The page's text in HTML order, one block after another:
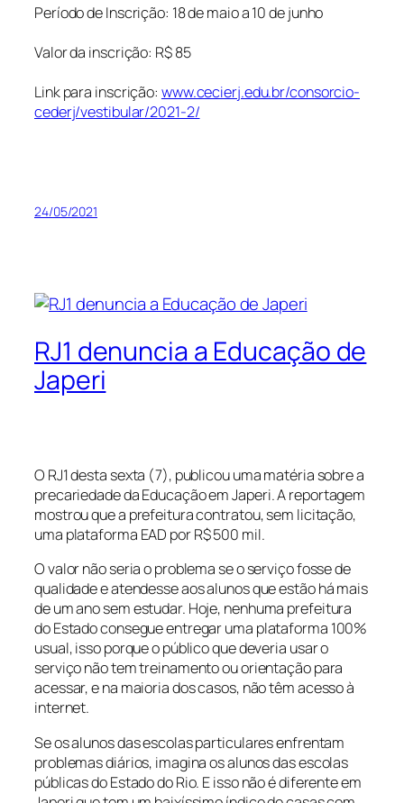
Período de Inscrição: 18 de maio a 10 de junho
Valor da inscrição: R$ 85
Link para inscrição: www.cecierj.edu.br/consorcio-
cederj/vestibular/2021-2/
24/05/2021
RJ1 denuncia a Educação de
Japeri
O RJ1 desta sexta (7), publicou uma matéria sobre a
precariedade da Educação em Japeri. A reportagem
mostrou que a prefeitura contratou, sem licitação,
uma plataforma EAD por R$ 500 mil.
O valor não seria o problema se o serviço fosse de
qualidade e atendesse aos alunos que estão há mais
de um ano sem estudar. Hoje, nenhuma prefeitura
do Estado consegue entregar uma plataforma 100%
usual, isso porque o público que deveria usar o
serviço não tem treinamento ou orientação para
acessar, e na maioria dos casos, não têm acesso à
internet.
Se os alunos das escolas particulares enfrentam
problemas diários, imagina os alunos das escolas
públicas do Estado do Rio. E isso não é diferente em